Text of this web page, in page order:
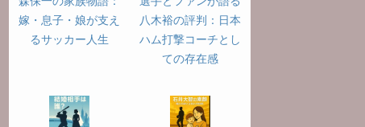
嫁・息子・娘が支え
るサッカー人生
八木裕の評判：日本
ハム打撃コーチとし
ての存在感